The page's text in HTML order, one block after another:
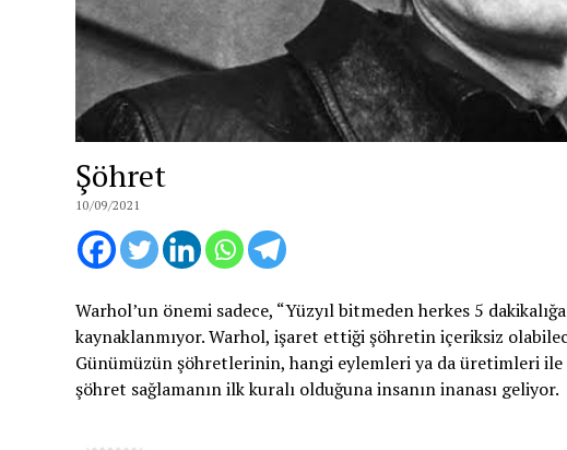
Şöhret
10/09/2021
Warhol’un önemi sadece, “Yüzyıl bitmeden herkes 5
kaynaklanmıyor. Warhol, işaret ettiği şöhretin içeriksiz
Günümüzün şöhretlerinin, hangi eylemleri ya da üretimleri
şöhret sağlamanın ilk kuralı olduğuna insanın inanası geliyor.